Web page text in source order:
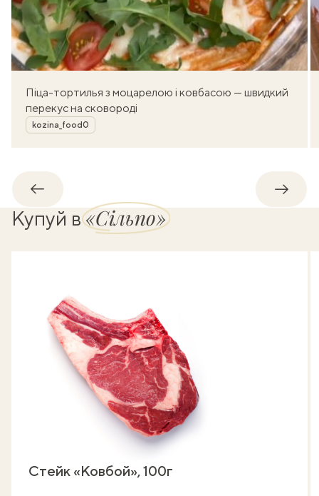
Піца-тортилья з моцарелою і ковбасою — швидкий
перекус на сковороді
Автор
kozina_food0
Назад
Купуй в«Сільпо»
Стейк «Ковбой», 100г